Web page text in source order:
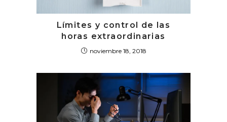
Límites y control de las
horas extraordinarias
noviembre 18, 2018